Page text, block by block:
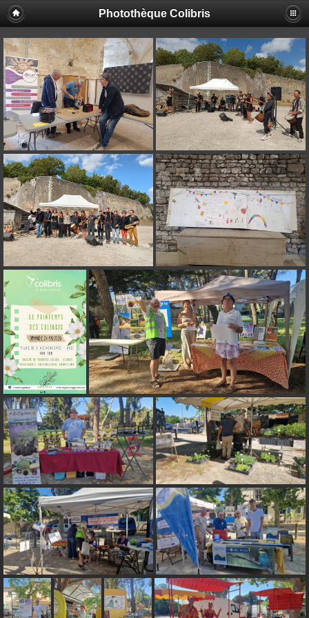
Photothèque Colibris